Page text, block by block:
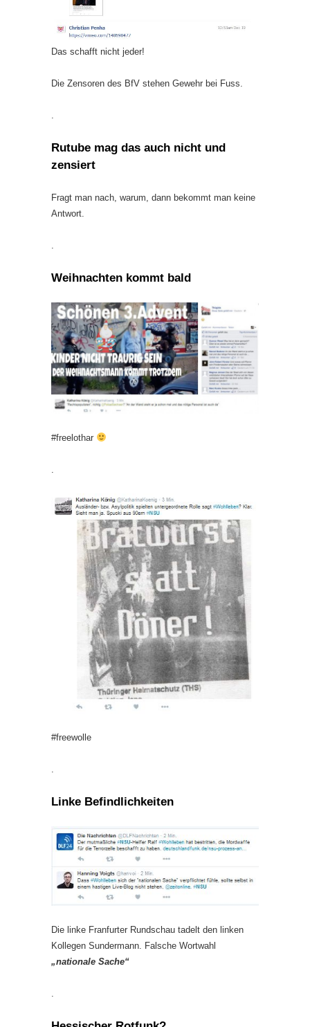
Das schafft nicht jeder!
Die Zensoren des BfV stehen Gewehr bei Fuss.
.
Rutube mag das auch nicht und
zensiert
Fragt man nach, warum, dann bekommt man keine
Antwort.
.
Weihnachten kommt bald
#freelothar
#freewolle
Linke Befindlichkeiten
Die linke Franfurter Rundschau tadelt den linken
Kollegen Sundermann. Falsche Wortwahl
„nationale Sache“
.